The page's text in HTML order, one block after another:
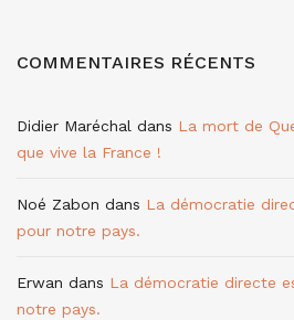
COMMENTAIRES RÉCENTS
Didier Maréchal dans La mort de
que vive la France !
Noé Zabon dans La démocratie
pour notre pays.
Erwan dans La démocratie directe
notre pays.